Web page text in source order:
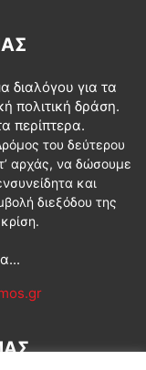
διαλόγου για τα
πολιτική δράση.
περίπτερα.
του δεύτερου
αρχάς, να δώσουμε
και
διεξόδου της